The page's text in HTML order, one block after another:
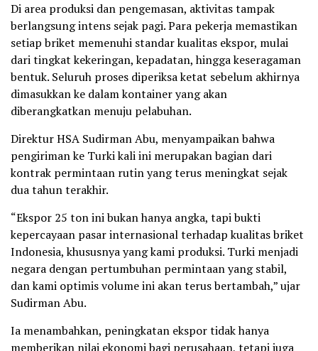
Di area produksi dan pengemasan, aktivitas tampak
berlangsung intens sejak pagi. Para pekerja memastikan
setiap briket memenuhi standar kualitas ekspor, mulai
dari tingkat kekeringan, kepadatan, hingga keseragaman
bentuk. Seluruh proses diperiksa ketat sebelum akhirnya
dimasukkan ke dalam kontainer yang akan
diberangkatkan menuju pelabuhan.
Direktur HSA Sudirman Abu, menyampaikan bahwa
pengiriman ke Turki kali ini merupakan bagian dari
kontrak permintaan rutin yang terus meningkat sejak
dua tahun terakhir.
“Ekspor 25 ton ini bukan hanya angka, tapi bukti
kepercayaan pasar internasional terhadap kualitas briket
Indonesia, khususnya yang kami produksi. Turki menjadi
negara dengan pertumbuhan permintaan yang stabil,
dan kami optimis volume ini akan terus bertambah,” ujar
Sudirman Abu.
Ia menambahkan, peningkatan ekspor tidak hanya
memberikan nilai ekonomi bagi perusahaan, tetapi juga